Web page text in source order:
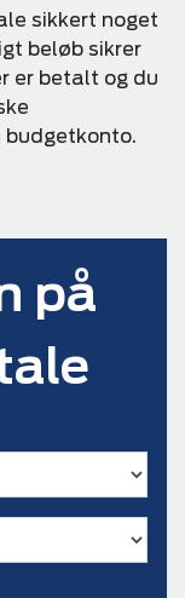
sikkert noget
beløb sikrer
er betalt og du
på